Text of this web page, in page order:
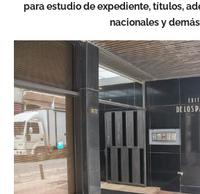
para estudio de expediente, títulos,
nacionales y